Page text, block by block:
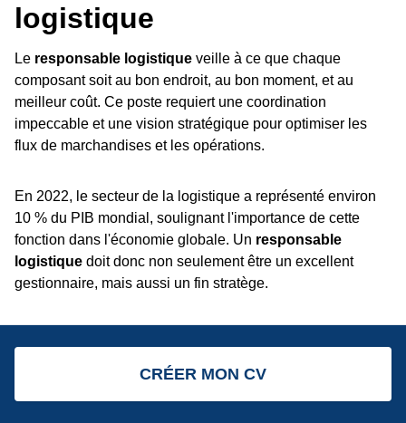
logistique
Le responsable logistique veille à ce que chaque
composant soit au bon endroit, au bon moment, et au
meilleur coût. Ce poste requiert une coordination
impeccable et une vision stratégique pour optimiser les
flux de marchandises et les opérations.
En 2022, le secteur de la logistique a représenté environ
10 % du PIB mondial, soulignant l'importance de cette
fonction dans l'économie globale. Un responsable
logistique doit donc non seulement être un excellent
gestionnaire, mais aussi un fin stratège.
CRÉER MON CV